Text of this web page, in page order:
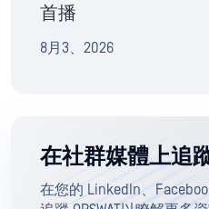
首播
8月3、2026
在社群媒體上追
在您的 LinkedIn、